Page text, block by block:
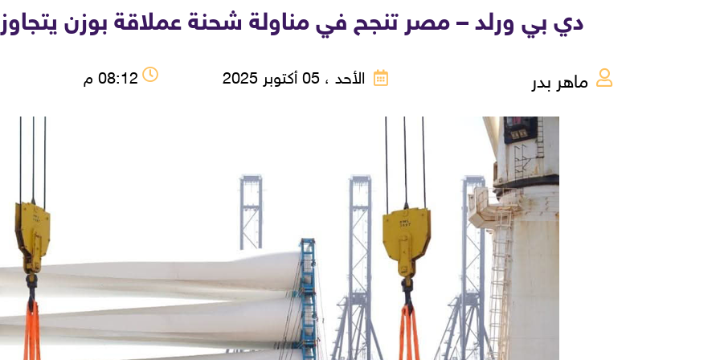
دي بي ورلد – مصر تنجح في مناولة شحنة عملاقة بوزن يتجاوز 500 طن بميناء
ماهر بدر الأحد ، 05 أكتوبر 2025 08:12 م